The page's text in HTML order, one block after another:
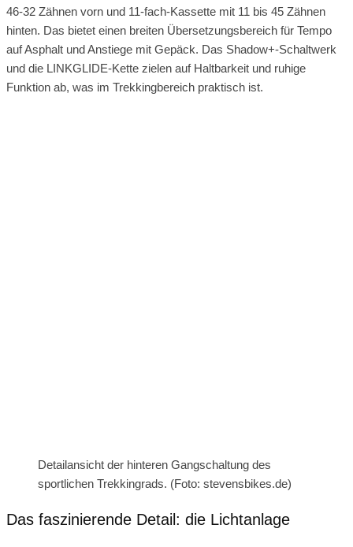
46-32 Zähnen vorn und 11-fach-Kassette mit 11 bis 45 Zähnen
hinten. Das bietet einen breiten Übersetzungsbereich für Tempo
auf Asphalt und Anstiege mit Gepäck. Das Shadow+-Schaltwerk
und die LINKGLIDE-Kette zielen auf Haltbarkeit und ruhige
Funktion ab, was im Trekkingbereich praktisch ist.
Detailansicht der hinteren Gangschaltung des
sportlichen Trekkingrads. (Foto: stevensbikes.de)
Das faszinierende Detail: die Lichtanlage